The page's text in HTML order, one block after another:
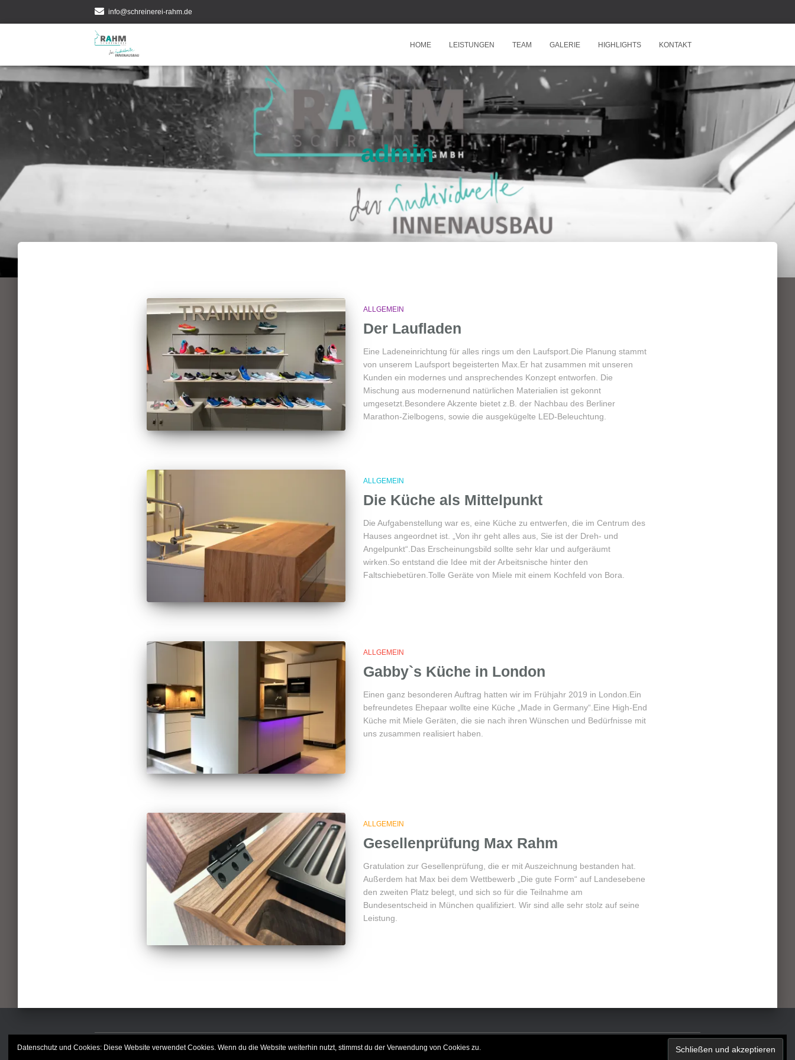
info@schreinerei-rahm.de
HOME LEISTUNGEN TEAM GALERIE HIGHLIGHTS KONTAKT
admin
ALLGEMEIN
Der Laufladen
Eine Ladeneinrichtung für alles rings um den Laufsport.Die Planung stammt
von unserem Laufsport begeisterten Max.Er hat zusammen mit unseren
Kunden ein modernes und ansprechendes Konzept entworfen. Die
Mischung aus modernenund natürlichen Materialien ist gekonnt
umgesetzt.Besondere Akzente bietet z.B. der Nachbau des Berliner
Marathon-Zielbogens, sowie die ausgekügelte LED-Beleuchtung.
ALLGEMEIN
Die Küche als Mittelpunkt
Die Aufgabenstellung war es, eine Küche zu entwerfen, die im Centrum des
Hauses angeordnet ist. „Von ihr geht alles aus, Sie ist der Dreh- und
Angelpunkt“.Das Erscheinungsbild sollte sehr klar und aufgeräumt
wirken.So entstand die Idee mit der Arbeitsnische hinter den
Faltschiebetüren.Tolle Geräte von Miele mit einem Kochfeld von Bora.
ALLGEMEIN
Gabby`s Küche in London
Einen ganz besonderen Auftrag hatten wir im Frühjahr 2019 in London.Ein
befreundetes Ehepaar wollte eine Küche „Made in Germany“.Eine High-End
Küche mit Miele Geräten, die sie nach ihren Wünschen und Bedürfnisse mit
uns zusammen realisiert haben.
ALLGEMEIN
Gesellenprüfung Max Rahm
Gratulation zur Gesellenprüfung, die er mit Auszeichnung bestanden hat.
Außerdem hat Max bei dem Wettbewerb „Die gute Form“ auf Landesebene
den zweiten Platz belegt, und sich so für die Teilnahme am
Bundesentscheid in München qualifiziert. Wir sind alle sehr stolz auf seine
Leistung.
Datenschutz und Cookies: Diese Website verwendet Cookies. Wenn du die Website weiterhin nutzt, stimmst du der Verwendung von Cookies zu.